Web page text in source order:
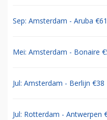
Sep: Amsterdam - Aruba
Mei: Amsterdam - Bonaire
Jul: Amsterdam - Berlijn €38
Jul: Rotterdam - Antwerpen